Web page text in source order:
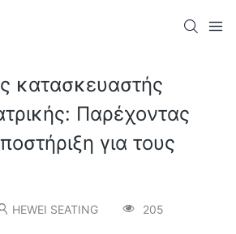
κατασκευαστής
Παρέχοντας
για τους
HEWEI SEATING 205